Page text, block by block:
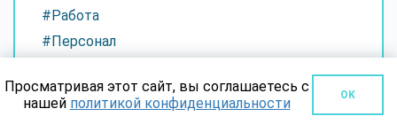
#Работа
#Персонал
#Администратор салона красоты
Просматривая этот сайт, вы соглашаетесь с
нашей политикой конфиденциальности OK